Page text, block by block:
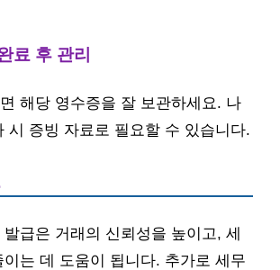
료 후 관리
해당 영수증을 잘 보관하세요. 나
시 증빙 자료로 필요할 수 있습니다.
급은 거래의 신뢰성을 높이고, 세
는 데 도움이 됩니다. 추가로 세무